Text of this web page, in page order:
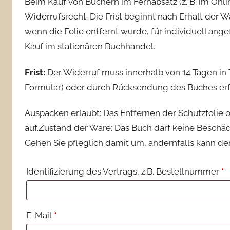
Widerrufsrecht. Die Frist beginnt nach Erhalt der
wenn die Folie entfernt wurde, für individuell
Kauf im stationären Buchhandel.
Frist: Der Widerruf muss innerhalb von 14 Tagen
Formular) oder durch Rücksendung des Buches
Auspacken erlaubt: Das Entfernen der
auf.Zustand der Ware: Das Buch darf keine
Gehen Sie pfleglich damit um, andernfalls kann
Identifizierung des Vertrags, z.B. Bestellnummer *
E-Mail *